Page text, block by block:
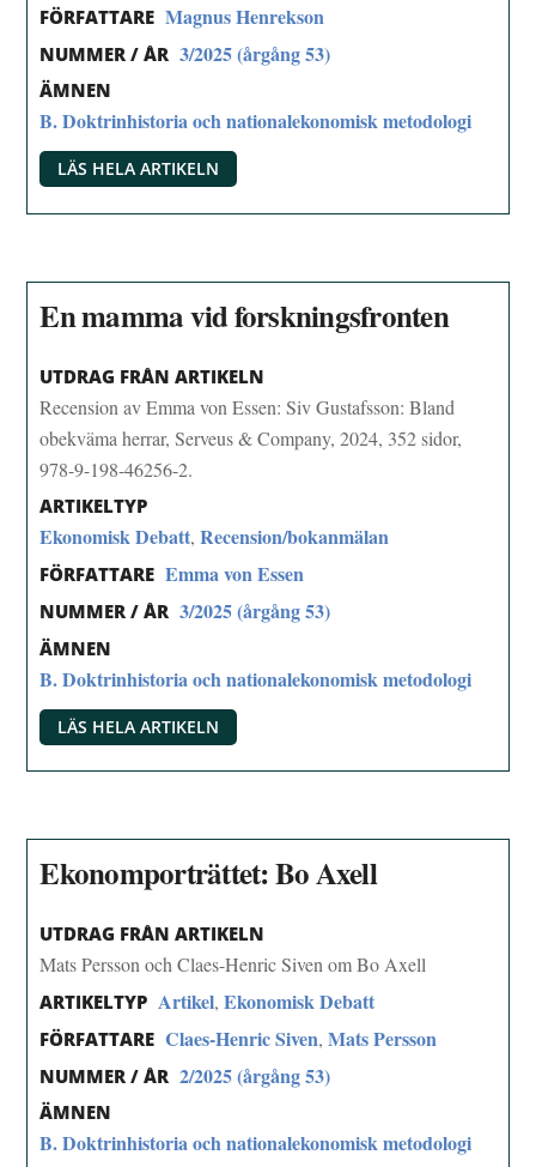
FÖRFATTARE Magnus Henrekson
NUMMER / ÅR 3/2025 (årgång 53)
ÄMNEN
B. Doktrinhistoria och nationalekonomisk metodologi
LÄS HELA ARTIKELN
En mamma vid forskningsfronten
UTDRAG FRÅN ARTIKELN
Recension av Emma von Essen: Siv Gustafsson: Bland
obekväma herrar, Serveus & Company, 2024, 352 sidor,
978-9-198-46256-2.
ARTIKELTYP
Ekonomisk Debatt,Recension/bokanmälan
FÖRFATTARE Emma von Essen
NUMMER / ÅR 3/2025 (årgång 53)
ÄMNEN
B. Doktrinhistoria och nationalekonomisk metodologi
LÄS HELA ARTIKELN
Ekonomporträttet: Bo Axell
UTDRAG FRÅN ARTIKELN
Mats Persson och Claes-Henric Siven om Bo Axell
ARTIKELTYP Artikel,Ekonomisk Debatt
FÖRFATTARE Claes-Henric Siven,Mats Persson
NUMMER / ÅR 2/2025 (årgång 53)
ÄMNEN
B. Doktrinhistoria och nationalekonomisk metodologi